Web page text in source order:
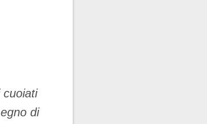
cuoiati
di